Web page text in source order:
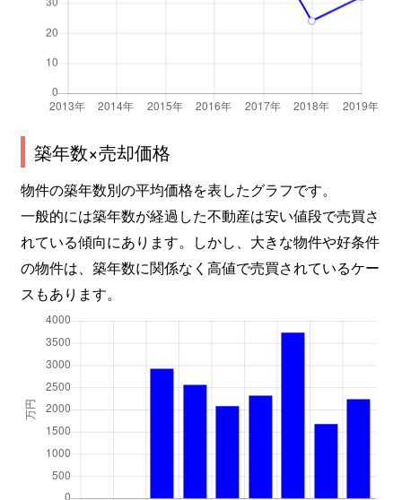
築年数×売却価格
物件の築年数別の平均価格を表したグラフです。
一般的には築年数が経過した不動産は安い値段で売買さ
れている傾向にあります。しかし、大きな物件や好条件
の物件は、築年数に関係なく高値で売買されているケー
スもあります。